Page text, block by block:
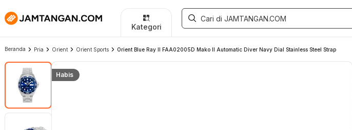
Kategori
Beranda Pria Orient Orient Sports Orient Blue Ray II FAA02005D Mako II Automatic Diver Navy Dial Stainless Steel Strap
Habis